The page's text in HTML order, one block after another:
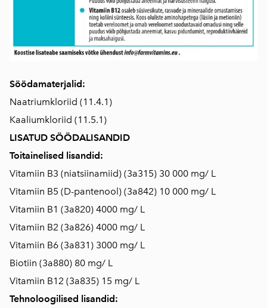
Söödamaterjalid:
Naatriumkloriid (11.4.1)
Kaaliumkloriid (11.5.1)
LISATUD SÖÖDALISANDID
Toitainelised lisandid:
Vitamiin B3 (niatsiinamiid) (3a315) 30 000 mg/ L
Vitamiin B5 (D-pantenool) (3a842) 10 000 mg/ L
Vitamiin B1 (3a820) 4000 mg/ L
Vitamiin B2 (3a826) 4000 mg/ L
Vitamiin B6 (3a831) 3000 mg/ L
Biotiin (3a880) 80 mg/ L
Vitamiin B12 (3a835) 15 mg/ L
Tehnoloogilised lisandid: